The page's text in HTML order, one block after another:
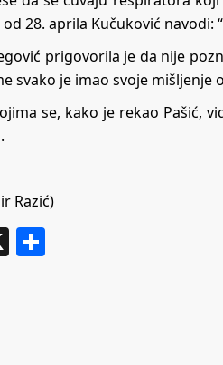
28. aprila Kučuković navodi:
prigovorila je da nije
svako je imao svoje mišljenje
se, kako je rekao Pašić,
Razić)
X